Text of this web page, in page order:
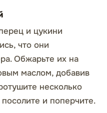
и цукини
что они
Обжарьте их на
маслом, добавив
несколько
и поперчите.